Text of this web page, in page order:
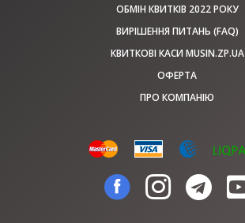
ОБМІН КВИТКІВ 2022 РОКУ
ВИРІШЕННЯ ПИТАНЬ (FAQ)
КВИТКОВІ КАСИ MUSIN.ZP.UA
ОФЕРТА
ПРО КОМПАНІЮ